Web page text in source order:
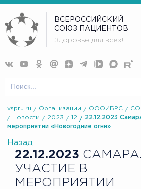
ВСЕРОССИЙСКИЙ
СОЮЗ ПАЦИЕНТОВ
Здоровье для всех!
vspru.ru Организации ОООИБРС
Новости
2023 12
22.12.2023
мероприятии «Новогодние огни»
Назад
22.12.2023 САМАРА.
УЧАСТИЕ В
МЕРОПРИЯТИИ